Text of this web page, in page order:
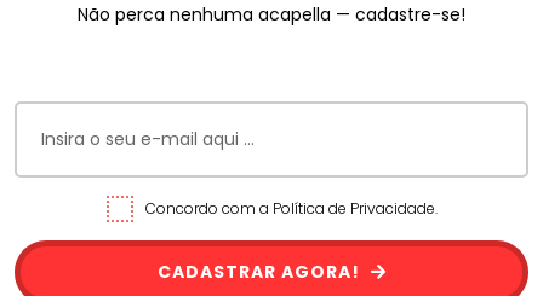
Não perca nenhuma acapella — cadastre-se!
Concordo com a Política de Privacidade.
CADASTRAR AGORA!